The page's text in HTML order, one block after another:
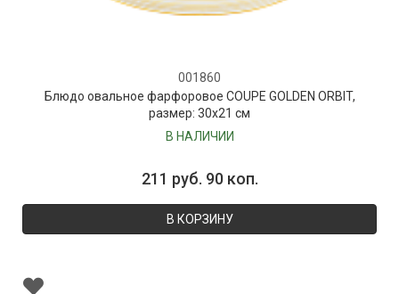
001860
Блюдо овальное фарфоровое COUPE GOLDEN ORBIT,
размер: 30х21 см
В НАЛИЧИИ
211 руб. 90 коп.
В КОРЗИНУ